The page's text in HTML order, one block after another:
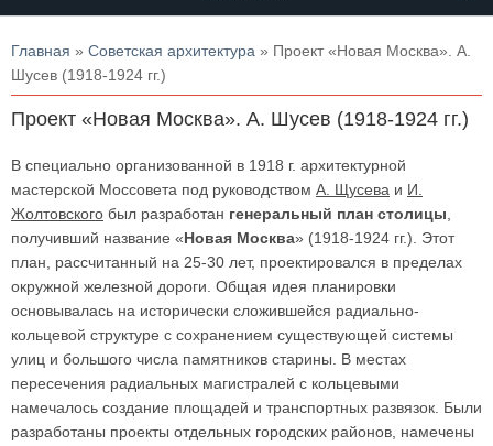
Вы здесь
Главная » Советская архитектура » Проект «Новая Москва». А.
Шусев (1918-1924 гг.)
Проект «Новая Москва». А. Шусев (1918-1924 гг.)
В специально организованной в 1918 г. архитектурной
мастерской Моссовета под руководством А. Щусева и И.
Жолтовского был разработан генеральный план столицы
получивший название «Новая Москва» (1918-1924 гг.). Этот
план, рассчитанный на 25-30 лет, проектировался в пределах
окружной железной дороги. Общая идея планировки
основывалась на исторически сложившейся радиально-
кольцевой структуре с сохранением существующей системы
улиц и большого числа памятников старины. В местах
пересечения радиальных магистралей с кольцевыми
намечалось создание площадей и транспортных развязок. Были
разработаны проекты отдельных городских районов, намечены